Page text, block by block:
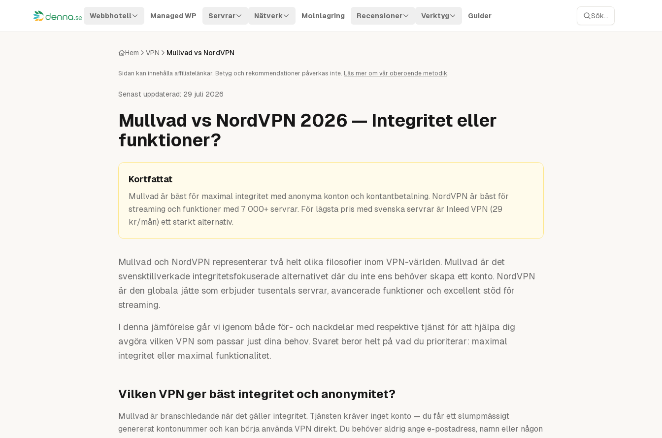
Webbhotell Managed WP Servrar Nätverk Molnlagring Recensioner Verktyg Guider Sök...
Hem VPN Mullvad vs NordVPN
Sidan kan innehålla affiliatelänkar. Betyg och rekommendationer påverkas inte. Läs mer om vår oberoende metodik.
Senast uppdaterad: 29 juli 2026
Mullvad vs NordVPN 2026 — Integritet eller
funktioner?
Kortfattat
Mullvad är bäst för maximal integritet med anonyma konton och kontantbetalning. NordVPN är bäst för
streaming och funktioner med 7 000+ servrar. För lägsta pris med svenska servrar är Inleed VPN (29
kr/mån) ett starkt alternativ.
Mullvad och NordVPN representerar två helt olika filosofier inom VPN-världen. Mullvad är det
svensktillverkade integritetsfokuserade alternativet där du inte ens behöver skapa ett konto. NordVPN
är den globala jätte som erbjuder tusentals servrar, avancerade funktioner och excellent stöd för
streaming.
I denna jämförelse går vi igenom både för- och nackdelar med respektive tjänst för att hjälpa dig
avgöra vilken VPN som passar just dina behov. Svaret beror helt på vad du prioriterar: maximal
integritet eller maximal funktionalitet.
Vilken VPN ger bäst integritet och anonymitet?
Mullvad är branschledande när det gäller integritet. Tjänsten kräver inget konto — du får ett slumpmässigt
genererat kontonummer och kan börja använda VPN direkt. Du behöver aldrig ange e-postadress, namn eller någon